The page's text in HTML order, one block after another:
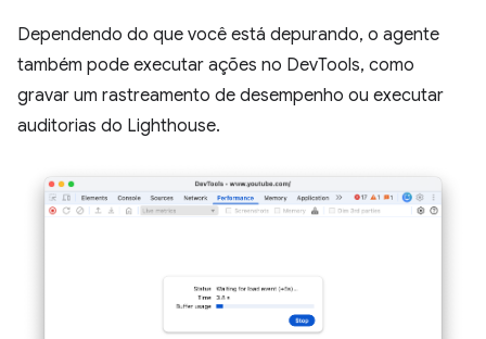
Dependendo do que você está depurando, o agente
também pode executar ações no DevTools, como
gravar um rastreamento de desempenho ou executar
auditorias do Lighthouse.